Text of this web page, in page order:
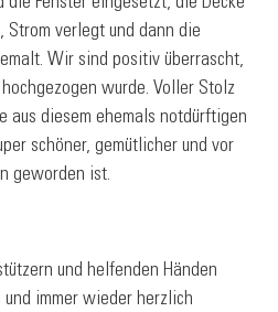
Strom verlegt und dann die
Wir sind positiv überrascht,
wurde. Voller Stolz
aus diesem ehemals notdürftigen
schöner, gemütlicher und vor
geworden ist.
und helfenden Händen
immer wieder herzlich